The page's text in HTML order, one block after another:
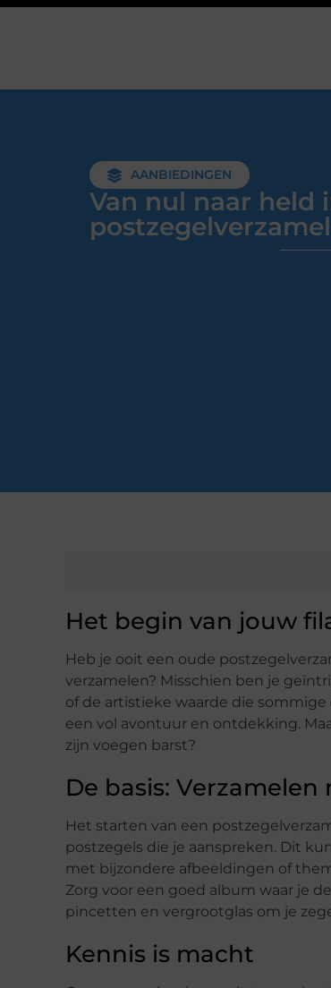
AANBIEDINGEN
Van nul naar held
Het begin van jouw
Heb je ooit een oude
verzamelen? Misschien ben je
of de artistieke waarde die
een vol avontuur en ontdekking.
zijn voegen barst?
De basis: Verzamelen
Het starten van een
postzegels die je aanspreken. Dit
met bijzondere afbeeldingen of
Zorg voor een goed album waar je
pincetten en vergrootglas om je
Kennis is macht